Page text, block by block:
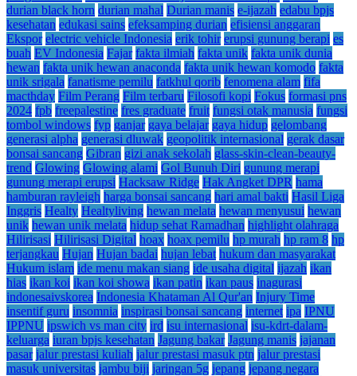
durian black horn durian mahal Durian manis e-ijazah edabu bpjs
kesehatan edukasi sains efeksamping durian efisiensi anggaran
Ekspor electric vehicle Indonesia erik tohir erupsi gunung berapi es
buah EV Indonesia Fajar fakta ilmiah fakta unik fakta unik dunia
hewan fakta unik hewan anaconda fakta unik hewan komodo fakta
unik srigala fanatisme pemilu fatkhul qorib fenomena alam fifa
macthday Film Perang Film terbaru Filosofi kopi Fokus formasi pns
2024 fpb freepalestine fres graduate fruit fungsi otak manusia fungsi
tombol windows fyp ganjar gaya belajar gaya hidup gelombang
generasi alpha generasi dluwak geopolitik internasional gerak dasar
bonsai sancang Gibran gizi anak sekolah glass-skin-clean-beauty-
trend Glowing Glowing alami Gol Bunuh Diri gunung merapi
gunung merapi erupsi Hacksaw Ridge Hak Angket DPR hama
hamburan rayleigh harga bonsai sancang hari amal bakti Hasil Liga
Inggris Healty Healtyliving hewan melata hewan menyusui hewan
unik hewan unik melata hidup sehat Ramadhan highlight olahraga
Hilirisasi Hilirisasi Digital hoax hoax pemilu hp murah hp ram 8 hp
terjangkau Hujan Hujan badai hujan lebat hukum dan masyarakat
Hukum islam ide menu makan siang ide usaha digital ijazah ikan
hias ikan koi ikan koi showa ikan patin ikan paus inagurasi
indonesaivskorea Indonesia Khataman Al Qur'an Injury Time
insentif guru insomnia inspirasi bonsai sancang internet ipa IPNU
IPPNU ipswich vs man city ird isu internasional isu-kdrt-dalam-
keluarga iuran bpjs kesehatan Jagung bakar Jagung manis jajanan
pasar jalur prestasi kuliah jalur prestasi masuk ptn jalur prestasi
masuk universitas jambu biji jaringan 5g jepang jepang negara